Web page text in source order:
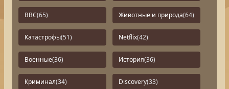
BBC(65) Животные и природа(64)
Катастрофы(51) Netflix(42)
Военные(36) История(36)
Криминал(34) Discovery(33)